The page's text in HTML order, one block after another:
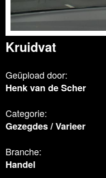
Kruidvat
Geüpload door:
Henk van de Scher
Categorie:
Gezegdes/Varieer
Branche:
Handel